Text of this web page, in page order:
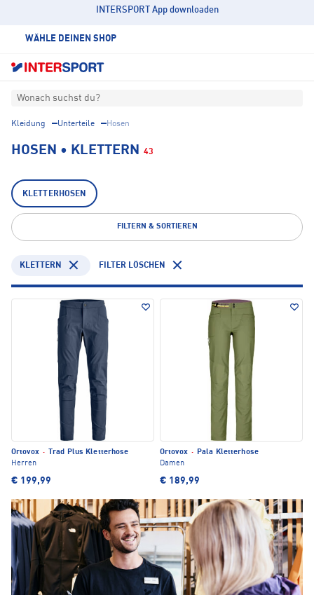
INTERSPORT App downloaden
WÄHLE DEINEN SHOP
Wonach suchst du?
Kleidung Unterteile Hosen
HOSEN • KLETTERN 43
KLETTERHOSEN
FILTERN & SORTIEREN
KLETTERN FILTER LÖSCHEN
Ortovox ·
Trad Plus Kletterhose
Herren
€ 199,99
Ortovox ·
Pala Kletterhose
Damen
€ 189,99